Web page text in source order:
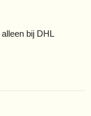
bij DHL